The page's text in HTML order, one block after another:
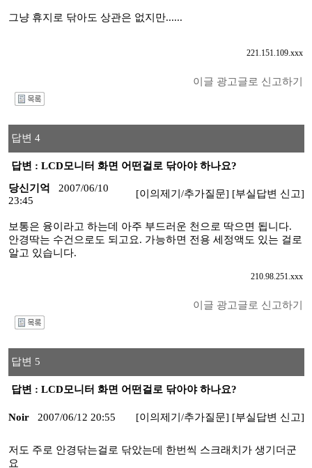
그냥 휴지로 닦아도 상관은 없지만......
221.151.109.xxx
이글 광고글로 신고하기
답변 4
답변 : LCD모니터 화면 어떤걸로 닦아야 하나요?
당신기억
2007/06/10
23:45
[이의제기/추가질문] [부실답변 신고]
보통은 융이라고 하는데 아주 부드러운 천으로 딱으면 됩니다.
안경딱는 수건으로도 되고요. 가능하면 전용 세정액도 있는 걸로
알고 있습니다.
210.98.251.xxx
이글 광고글로 신고하기
답변 5
답변 : LCD모니터 화면 어떤걸로 닦아야 하나요?
Noir 2007/06/12 20:55 [이의제기/추가질문] [부실답변 신고]
저도 주로 안경닦는걸로 닦았는데 한번씩 스크래치가 생기더군
요